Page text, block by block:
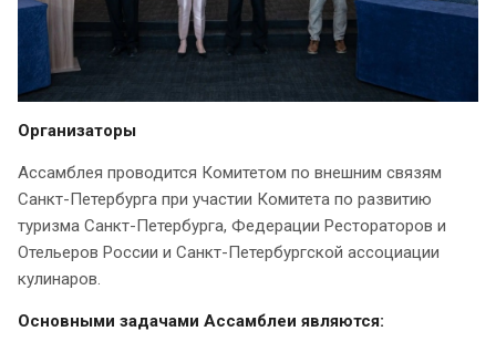
Организаторы
Ассамблея проводится Комитетом по внешним связям
Санкт-Петербурга при участии Комитета по развитию
туризма Санкт-Петербурга, Федерации Рестораторов и
Отельеров России и Санкт-Петербургской ассоциации
кулинаров.
Основными задачами Ассамблеи являются: